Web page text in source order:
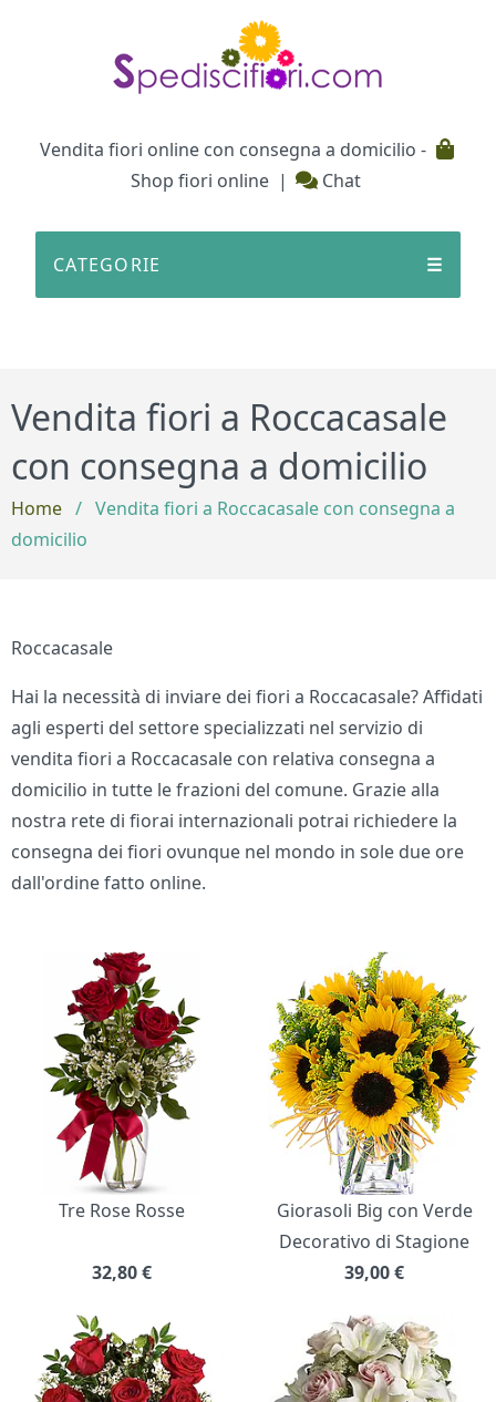
Vendita fiori online con consegna a domicilio -
Shop fiori online | Chat
CATEGORIE ☰
Vendita fiori a Roccacasale
con consegna a domicilio
Home / Vendita fiori a Roccacasale con consegna a
domicilio
Roccacasale
Hai la necessità di inviare dei fiori a Roccacasale? Affidati
agli esperti del settore specializzati nel servizio di
vendita fiori a Roccacasale con relativa consegna a
domicilio in tutte le frazioni del comune. Grazie alla
nostra rete di fiorai internazionali potrai richiedere la
consegna dei fiori ovunque nel mondo in sole due ore
dall'ordine fatto online.
Bouquet di fiori
Tre Rose Rosse
32,80€
Giorasoli Big con Verde
Decorativo di Stagione
39,00€